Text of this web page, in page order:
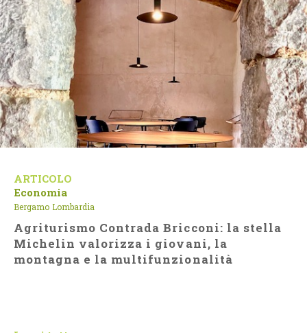
ARTICOLO
Economia
Bergamo Lombardia
Agriturismo Contrada Bricconi: la stella
Michelin valorizza i giovani, la
montagna e la multifunzionalità